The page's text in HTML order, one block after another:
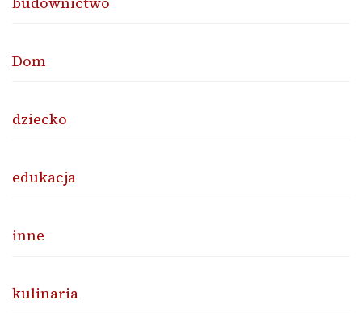
Dom
dziecko
edukacja
inne
kulinaria